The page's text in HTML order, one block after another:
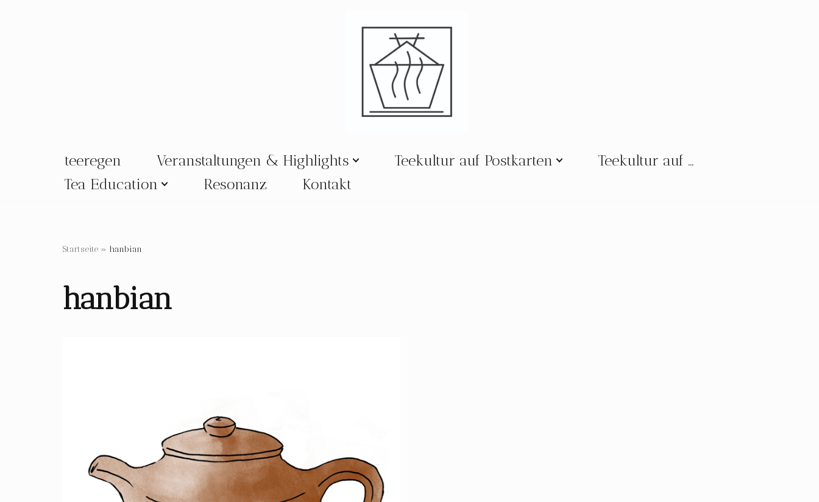
teeregen Veranstaltungen & Highlights Teekultur auf Postkarten
Teekultur auf …
Tea Education
Resonanz Kontakt
Startseite » hanbian
hanbian